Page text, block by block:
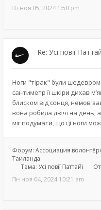
Вт ноя 05, 2024 1:50 pm
Re: Усі повії
Ноги "тірак" були
сантиметр її шкіри дихав
блиском від сонця, немов
вона робила двічі на день,
міг подумати, що ці ноги
Форум: Ассоциация
Таиланда
Тема: Усі повії Паттайї
Пн ноя 04, 2024 10:21 am